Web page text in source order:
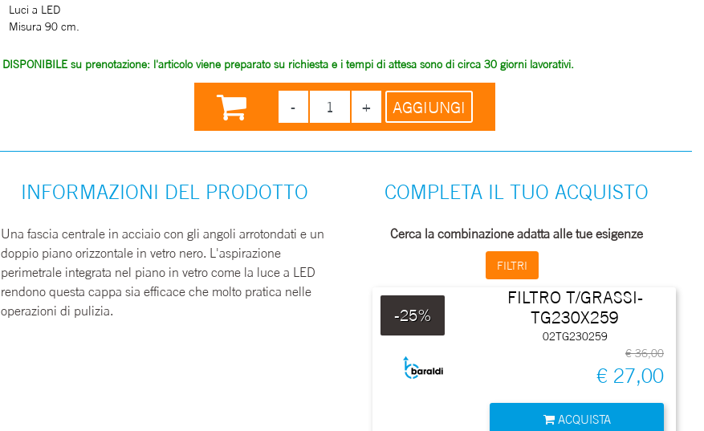
Luci a LED
Misura 90 cm.
DISPONIBILE su prenotazione: l'articolo viene preparato su richiesta e i tempi di attesa sono di circa 30 giorni lavorativi.
AGGIUNGI
INFORMAZIONI DEL PRODOTTO
Una fascia centrale in acciaio con gli angoli arrotondati e un
doppio piano orizzontale in vetro nero. L'aspirazione
perimetrale integrata nel piano in vetro come la luce a LED
rendono questa cappa sia efficace che molto pratica nelle
operazioni di pulizia.
COMPLETA IL TUO ACQUISTO
Cerca la combinazione adatta alle tue esigenze
FILTRI
-25%
FILTRO T/GRASSI-
TG230X259
02TG230259
€ 36,00
€ 27,00
ACQUISTA